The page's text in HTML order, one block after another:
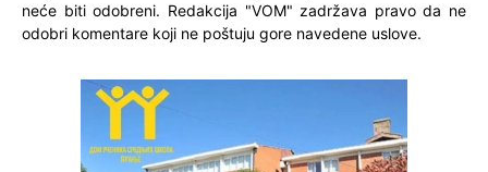
neće biti odobreni. Redakcija "VOM" zadržava pravo da ne
odobri komentare koji ne poštuju gore navedene uslove.